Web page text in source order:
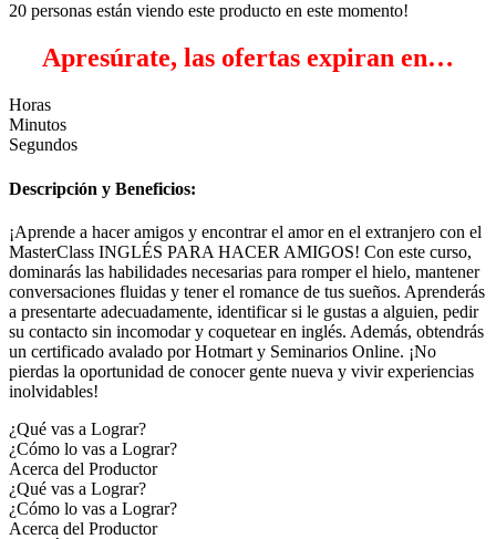
20 personas están viendo este producto en este momento!
Apresúrate, las ofertas expiran en…
Horas
Minutos
Segundos
Descripción y Beneficios:
¡Aprende a hacer amigos y encontrar el amor en el extranjero con el
MasterClass INGLÉS PARA HACER AMIGOS! Con este curso,
dominarás las habilidades necesarias para romper el hielo, mantener
conversaciones fluidas y tener el romance de tus sueños. Aprenderás
a presentarte adecuadamente, identificar si le gustas a alguien, pedir
su contacto sin incomodar y coquetear en inglés. Además, obtendrás
un certificado avalado por Hotmart y Seminarios Online. ¡No
pierdas la oportunidad de conocer gente nueva y vivir experiencias
inolvidables!
¿Qué vas a Lograr?
¿Cómo lo vas a Lograr?
Acerca del Productor
¿Qué vas a Lograr?
¿Cómo lo vas a Lograr?
Acerca del Productor